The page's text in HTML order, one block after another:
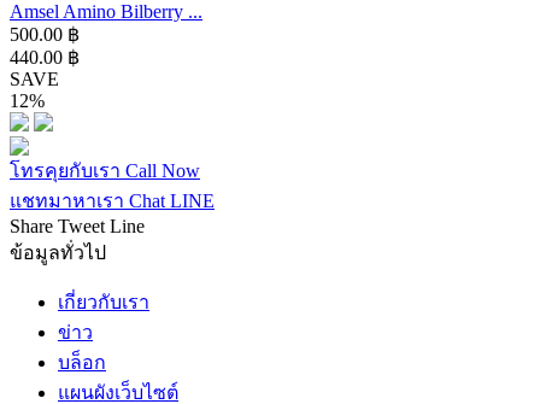
Amsel Amino Bilberry ...
500.00 ฿
440.00 ฿
SAVE
12%
โทรคุยกับเรา Call Now
แชทมาหาเรา Chat LINE
Share Tweet Line
ข้อมูลทั่วไป
เกี่ยวกับเรา
ข่าว
บล็อก
แผนผังเว็บไซต์